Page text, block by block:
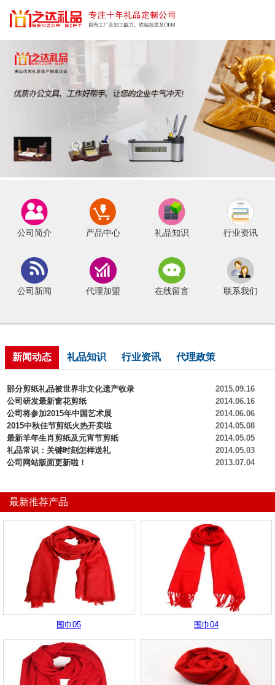
公司简介 产品中心 礼品知识 行业资讯
公司新闻 代理加盟 在线留言 联系我们
新闻动态 礼品知识 行业资讯 代理政策
部分剪纸礼品被世界非文化遗产收录
2015.09.16
公司研发最新窗花剪纸
2014.06.16
公司将参加2015年中国艺术展
2014.06.06
2015中秋佳节剪纸火热开卖啦
2014.05.08
最新羊年生肖剪纸及元宵节剪纸
2014.05.05
礼品常识：关键时刻怎样送礼
2014.05.03
公司网站版面更新啦！
2013.07.04
最新推荐产品
围巾05 围巾04